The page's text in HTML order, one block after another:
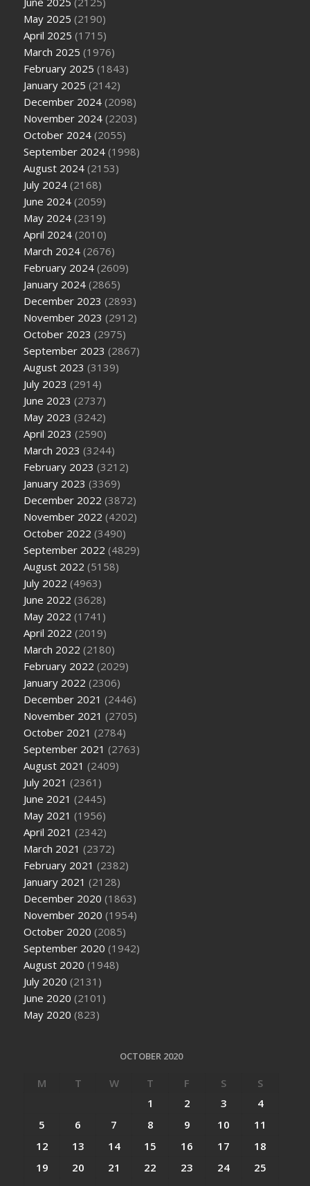
May 2025 (2190)
April 2025 (1715)
March 2025 (1976)
February 2025 (1843)
January 2025 (2142)
December 2024 (2098)
November 2024 (2203)
October 2024 (2055)
September 2024 (1998)
August 2024 (2153)
July 2024 (2168)
June 2024 (2059)
May 2024 (2319)
April 2024 (2010)
March 2024 (2676)
February 2024 (2609)
January 2024 (2865)
December 2023 (2893)
November 2023 (2912)
October 2023 (2975)
September 2023 (2867)
August 2023 (3139)
July 2023 (2914)
June 2023 (2737)
May 2023 (3242)
April 2023 (2590)
March 2023 (3244)
February 2023 (3212)
January 2023 (3369)
December 2022 (3872)
November 2022 (4202)
October 2022 (3490)
September 2022 (4829)
August 2022 (5158)
July 2022 (4963)
June 2022 (3628)
May 2022 (1741)
April 2022 (2019)
March 2022 (2180)
February 2022 (2029)
January 2022 (2306)
December 2021 (2446)
November 2021 (2705)
October 2021 (2784)
September 2021 (2763)
August 2021 (2409)
July 2021 (2361)
June 2021 (2445)
May 2021 (1956)
April 2021 (2342)
March 2021 (2372)
February 2021 (2382)
January 2021 (2128)
December 2020 (1863)
November 2020 (1954)
October 2020 (2085)
September 2020 (1942)
August 2020 (1948)
July 2020 (2131)
June 2020 (2101)
May 2020 (823)
OCTOBER 2020
M T W T F S
S
1
2 3
4
5
6 7 8 9 10
11
12
13 14 15 16 17
18
19
20 21 22 23 24
25